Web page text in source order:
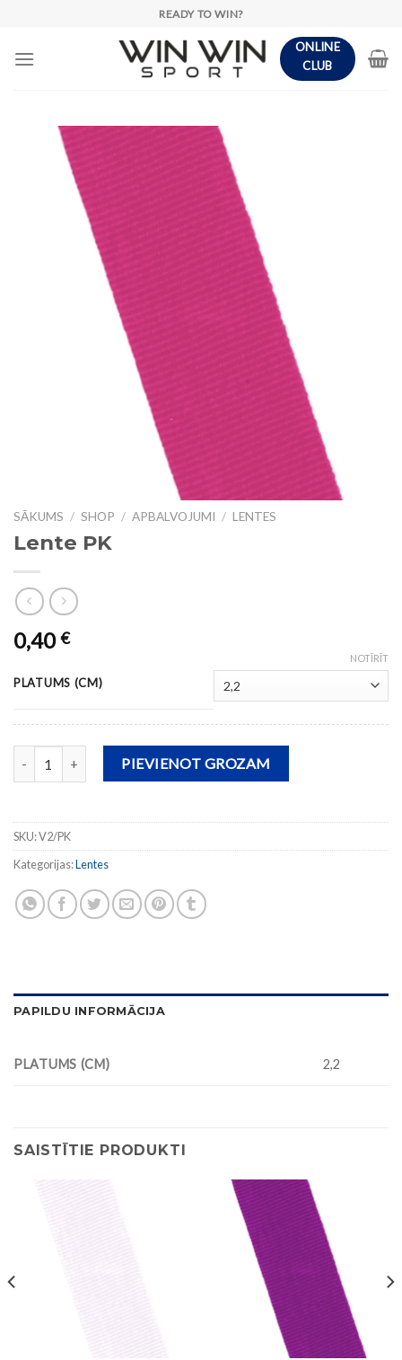
content
READY TO WIN?
ONLINE
CLUB
SĀKUMS / SHOP / APBALVOJUMI / LENTES
Lente PK
0,40€
PLATUMS (CM)
NOTĪRĪT
Lente PK daudzumsPIEVIENOT GROZAM
SKU:V2/PK
Kategorijas:Lentes
PAPILDU INFORMĀCIJA
PLATUMS (CM) 2,2
SAISTĪTIE PRODUKTI